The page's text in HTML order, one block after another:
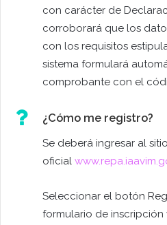
con carácter de
corroborará que los
con los requisitos
sistema formulará
comprobante con el
¿Cómo me registro?
Se deberá ingresar al sitio
oficial
Seleccionar el botón
formulario de inscripción